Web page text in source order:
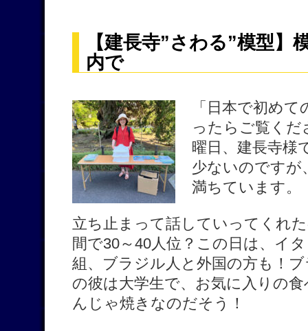
【建長寺”さわる”模型】
内で
「日本で初め
ったらご覧くだ
曜日、建長寺様
少ないのですが
満ちています。
立ち止まって話していってくれ
間で30～40人位？この日は、イ
組、ブラジル人と外国の方も！
の彼は大学生で、お気に入りの
んじゃ焼きなのだそう！